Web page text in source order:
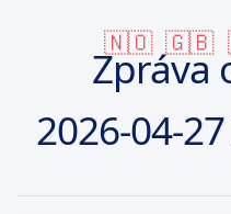
🇳🇴 🇬🇧
Zpráva
2026-04-27